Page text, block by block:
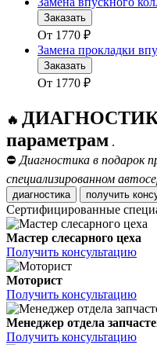
Заказать
От 1770 ₽
Замена прокладки
Заказать
От 1770 ₽
🔥 ДИАГНОСТИКА
параметрам .
⛔ Диагностика в подарок
специализированном
диагностика получить
Сертифицированные
Мастер слесарного цеха
Получить консультацию
Моторист
Получить консультацию
Менеджер отдела
Получить консультацию